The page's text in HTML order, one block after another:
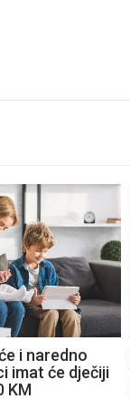
i naredno
imat će dječiji
KM